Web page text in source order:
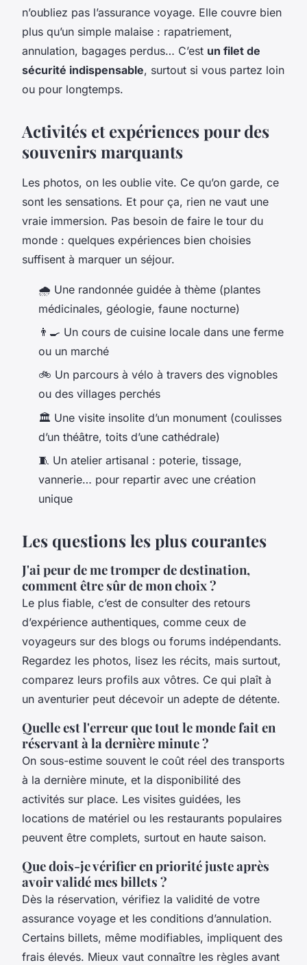
n’oubliez pas l’assurance voyage. Elle couvre bien
plus qu’un simple malaise : rapatriement,
annulation, bagages perdus… C’est un filet de
sécurité indispensable, surtout si vous partez loin
ou pour longtemps.
Activités et expériences pour des
souvenirs marquants
Les photos, on les oublie vite. Ce qu’on garde, ce
sont les sensations. Et pour ça, rien ne vaut une
vraie immersion. Pas besoin de faire le tour du
monde : quelques expériences bien choisies
suffisent à marquer un séjour.
🌧️ Une randonnée guidée à thème (plantes
médicinales, géologie, faune nocturne)
👨‍🍳 Un cours de cuisine locale dans une ferme
ou un marché
🚲 Un parcours à vélo à travers des vignobles
ou des villages perchés
🏛️ Une visite insolite d’un monument (coulisses
d’un théâtre, toits d’une cathédrale)
🧵 Un atelier artisanal : poterie, tissage,
vannerie… pour repartir avec une création
unique
Les questions les plus courantes
J'ai peur de me tromper de destination,
comment être sûr de mon choix ?
Le plus fiable, c’est de consulter des retours
d’expérience authentiques, comme ceux de
voyageurs sur des blogs ou forums indépendants.
Regardez les photos, lisez les récits, mais surtout,
comparez leurs profils aux vôtres. Ce qui plaît à
un aventurier peut décevoir un adepte de détente.
Quelle est l'erreur que tout le monde fait en
réservant à la dernière minute ?
On sous-estime souvent le coût réel des transports
à la dernière minute, et la disponibilité des
activités sur place. Les visites guidées, les
locations de matériel ou les restaurants populaires
peuvent être complets, surtout en haute saison.
Que dois-je vérifier en priorité juste après
avoir validé mes billets ?
Dès la réservation, vérifiez la validité de votre
assurance voyage et les conditions d’annulation.
Certains billets, même modifiables, impliquent des
frais élevés. Mieux vaut connaître les règles avant